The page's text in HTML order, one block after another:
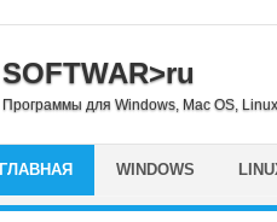
SOFTWAR>ru
Программы для Windows, Mac OS,
ГЛАВНАЯ WINDOWS